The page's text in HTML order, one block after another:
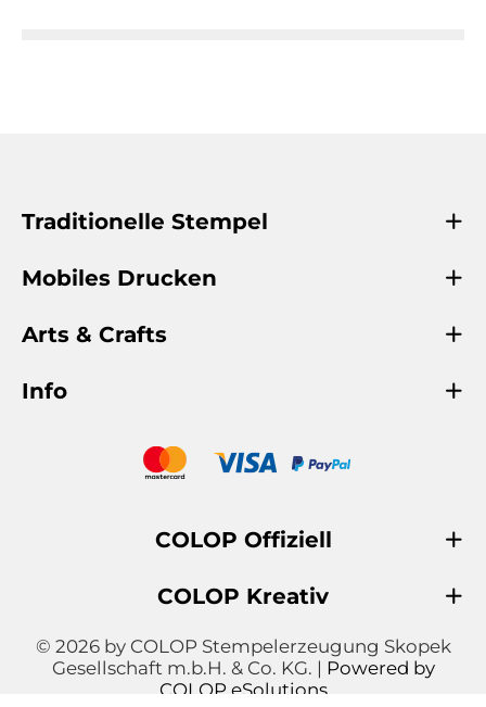
Traditionelle Stempel
Mobiles Drucken
Arts & Crafts
Info
COLOP Offiziell
COLOP Kreativ
© 2026 by COLOP Stempelerzeugung Skopek
Gesellschaft m.b.H. & Co. KG. | Powered by
COLOP eSolutions